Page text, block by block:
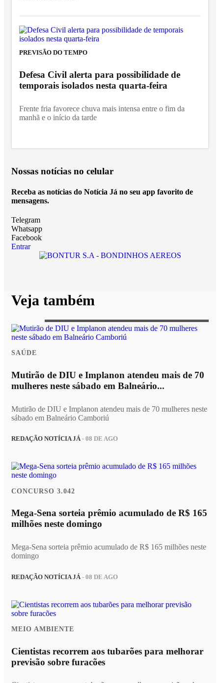
PREVISÃO DO TEMPO
Defesa Civil alerta para possibilidade de
temporais isolados nesta quarta-feira
Frente fria favorece chuva mais intensa entre o fim da
manhã e o início da tarde
Nossas notícias no celular
Receba as notícias do Notícia Já no seu app favorito de
mensagens.
Telegram
Whatsapp
Facebook
Entrar
Veja também
SAÚDE
Mutirão de DIU e Implanon atendeu mais de 70
mulheres neste sábado em Balneário...
Mutirão de DIU e Implanon atendeu mais de 70 mulheres neste
sábado em Balneário Camboriú
REDAÇÃO NOTÍCIA JÁ- 08 DE AGO
CONCURSO 3.042
Mega-Sena sorteia prêmio acumulado de R$ 165
milhões neste domingo
Mega-Sena sorteia prêmio acumulado de R$ 165 milhões neste
domingo
REDAÇÃO NOTÍCIA JÁ - 08 DE AGO
MEIO AMBIENTE
Cientistas recorrem aos tubarões para melhorar
previsão sobre furacões